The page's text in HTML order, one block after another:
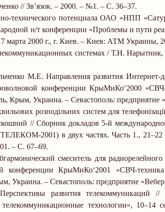
// Зв’язок. – 2000. – №1. – С. 36–37.
технического потенциала ОАО «НПП
н/т конференции «Проблемы и пути
марта 2000 г., г. Киев. – Киев: АТМ Украины,
системах / Т.Н.
М.Е. Направления развития
конференции КрыМиКо‘2000 «СВЧ-
Крым, Украина. – Севастополь: предприятие
розподільних систем для
// Сборник докладов 5-й
2001) в двух частях. Часть 1., 21–22
– С. 67–69.
смеситель для
конференции КрыМиКо‘2001 «СВЧ-
Украина. – Севастополь: предприятие
развития телекоммуникаций
технологии», 10–14